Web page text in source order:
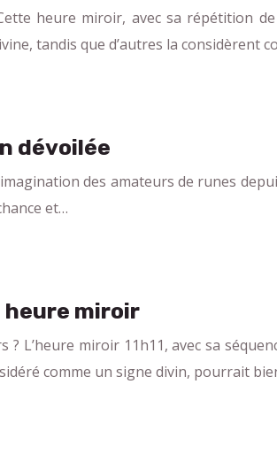
heure miroir, avec sa répétition
tandis que d’autres la considèrent
dévoilée
des amateurs de runes
et…
heure miroir
L’heure miroir 11h11, avec sa
comme un signe divin, pourrait